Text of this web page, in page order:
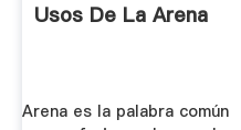
Usos De La Arena
Arena es la palabra común